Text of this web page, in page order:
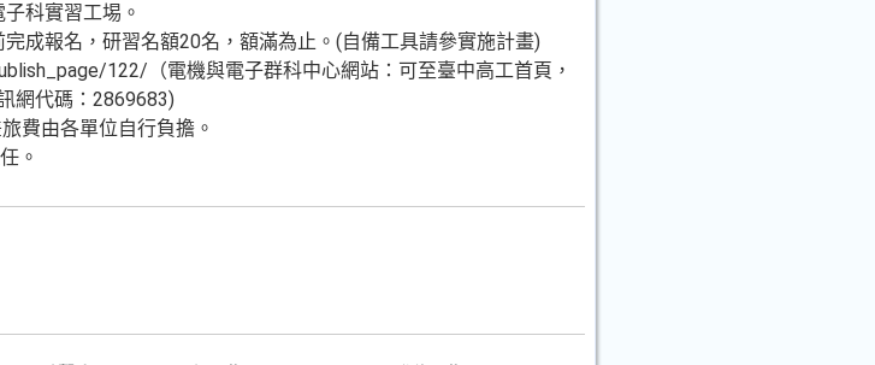
科實習工埸。
成報名，研習名額20名，額滿為止。(自備工具請參實施計畫)
122/（電機與電子群科中心網站：可至臺中高工首頁，
網代碼：2869683)
費由各單位自行負擔。
。